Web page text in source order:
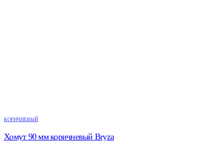
КОРИЧНЕВЫЙ
Хомут 90 мм коричневый Bryza